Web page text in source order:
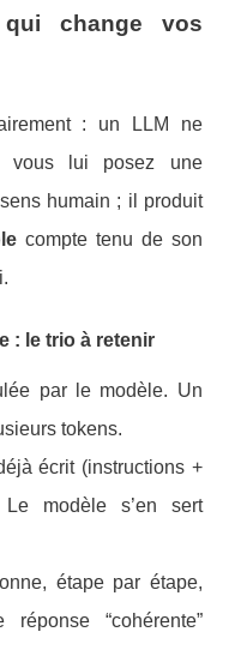
change vos
: un LLM ne
vous lui posez une
humain ; il produit
compte tenu de son
: le trio à retenir
par le modèle. Un
tokens.
écrit (instructions +
Le modèle s’en sert
étape par étape,
“cohérente”